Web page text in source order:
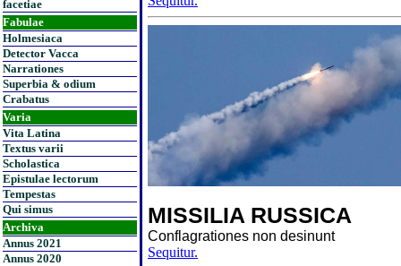
facetiae
Fabulae
Holmesiaca
Detector Vacca
Narrationes
Superbia & odium
Crabatus
Varia
Vita Latina
Textus varii
Scholastica
Epistulae lectorum
Tempestas
Qui simus
Archiva
Annus 2021
Annus 2020
MISSILIA RUSSICA
Conflagrationes non desinunt
Sequitur.